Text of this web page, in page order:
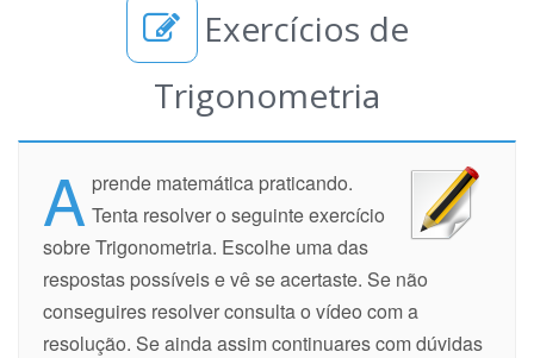
Exercícios de
Trigonometria
A prende matemática praticando.
Tenta resolver o seguinte exercício
sobre Trigonometria. Escolhe uma das
respostas possíveis e vê se acertaste. Se não
conseguires resolver consulta o vídeo com a
resolução. Se ainda assim continuares com dúvidas